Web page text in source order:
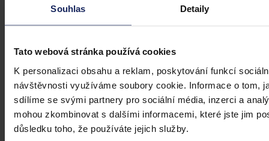
Souhlas Detaily
Tato webová stránka používá cookies
K personalizaci obsahu a reklam, poskytování funkcí
návštěvnosti využíváme soubory cookie. Informace o tom,
sdílíme se svými partnery pro sociální média, inzerci a
mohou zkombinovat s dalšími informacemi, které jste jim
důsledku toho, že používáte jejich služby.